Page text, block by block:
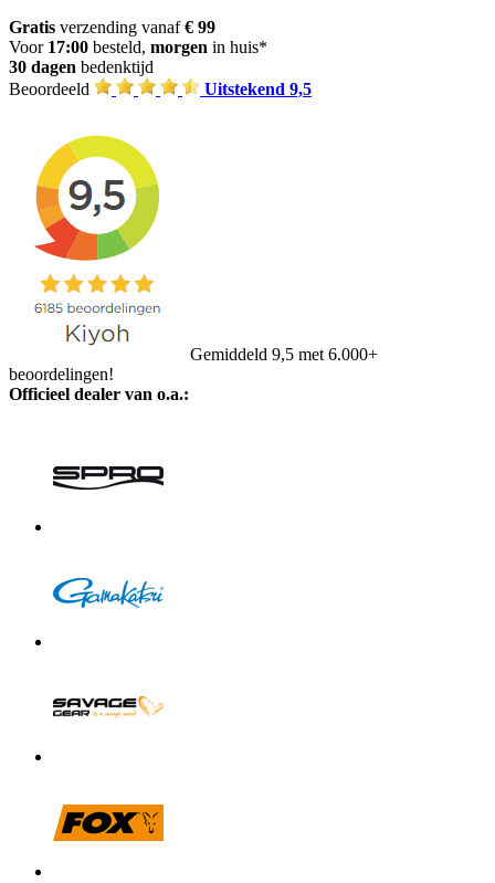
Gratis verzending vanaf€ 99
Voor 17:00 besteld, morgen in huis*
30 dagen bedenktijd
Beoordeeld
Uitstekend 9,5
Gemiddeld 9,5 met 6.000+
beoordelingen!
Officieel dealer van o.a.: